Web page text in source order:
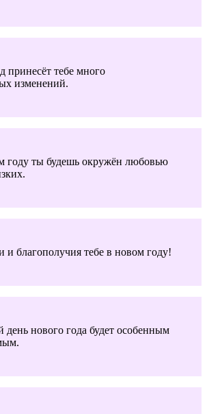
принесёт тебе много
изменений.
году ты будешь окружён любовью
и благополучия тебе в новом году!
нового года будет особенным